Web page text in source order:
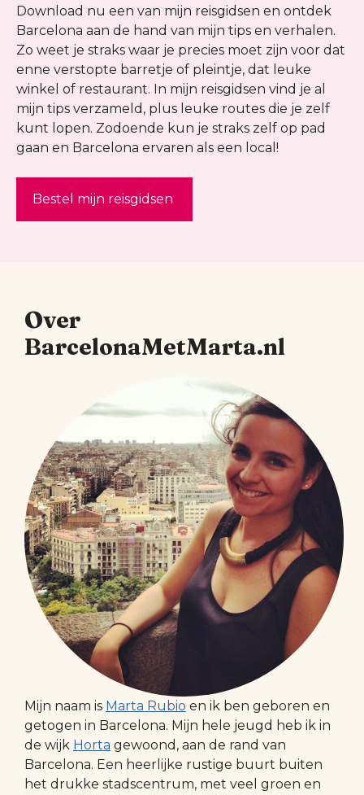
Download nu een van mijn reisgidsen en ontdek
Barcelona aan de hand van mijn tips en verhalen.
Zo weet je straks waar je precies moet zijn voor dat
enne verstopte barretje of pleintje, dat leuke
winkel of restaurant. In mijn reisgidsen vind je al
mijn tips verzameld, plus leuke routes die je zelf
kunt lopen. Zodoende kun je straks zelf op pad
gaan en Barcelona ervaren als een local!
Bestel mijn reisgidsen
Over
BarcelonaMetMarta.nl
Mijn naam is Marta Rubio en ik ben geboren en
getogen in Barcelona. Mijn hele jeugd heb ik in
de wijk Horta gewoond, aan de rand van
Barcelona. Een heerlijke rustige buurt buiten
het drukke stadscentrum, met veel groen en